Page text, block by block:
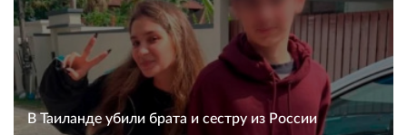
В Таиланде убили брата и сестру из России